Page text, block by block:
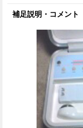
補足説明・コメント